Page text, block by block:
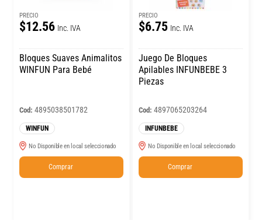
PRECIO
$12.56 Inc. IVA
Bloques Suaves Animalitos
WINFUN Para Bebé
Cod: 4895038501782
WINFUN
No Disponible en local seleccionado
Comprar
PRECIO
$6.75 Inc. IVA
Juego De Bloques
Apilables INFUNBEBE 3
Piezas
Cod: 4897065203264
INFUNBEBE
No Disponible en local seleccionado
Comprar